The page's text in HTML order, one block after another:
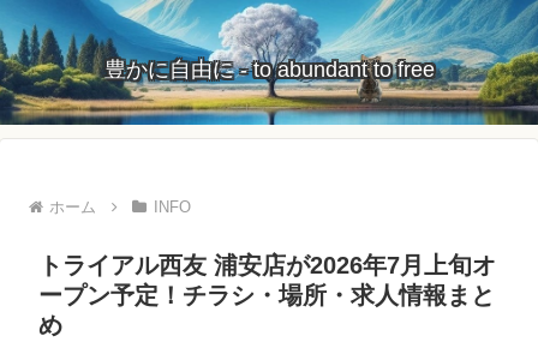
豊かに自由に - to abundant to free
ホーム INFO
トライアル西友 浦安店が2026年7月上旬オ
ープン予定！チラシ・場所・求人情報まと
め